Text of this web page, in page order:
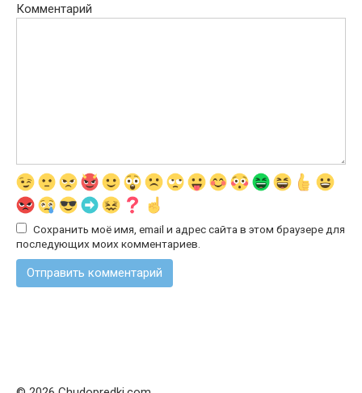
Комментарий
Сохранить моё имя, email и адрес сайта в этом браузере для
последующих моих комментариев.